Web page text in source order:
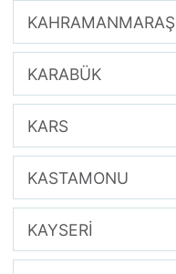
KAHRAMANMARAŞ
KARABÜK
KARS
KASTAMONU
KAYSERİ